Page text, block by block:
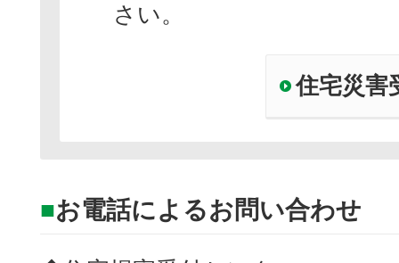
さい。
住宅災害
■お電話によるお問い合わせ